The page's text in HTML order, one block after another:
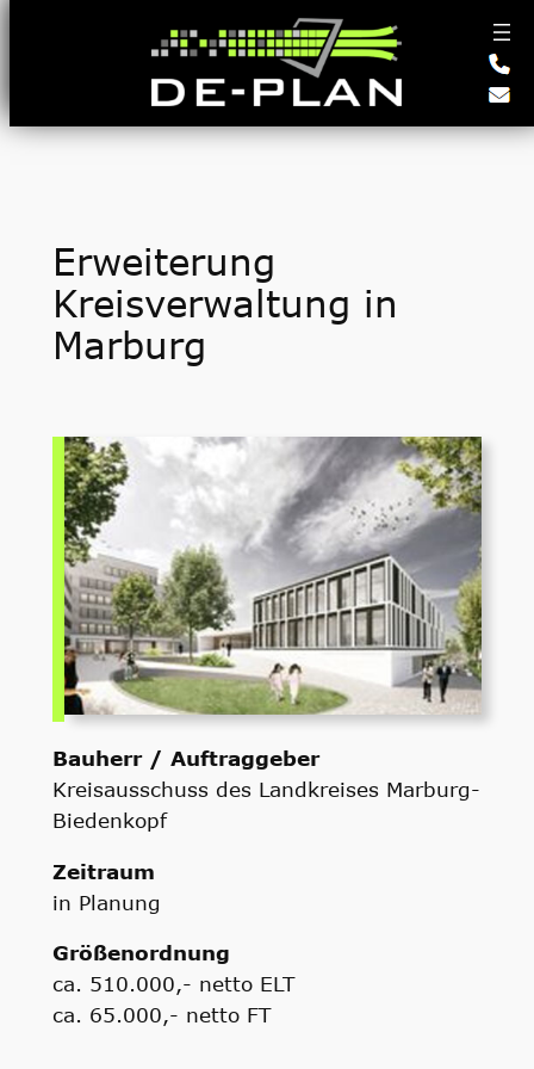
Erweiterung
Kreisverwaltung in
Marburg
Bauherr / Auftraggeber
Kreisausschuss des Landkreises Marburg-
Biedenkopf
Zeitraum
in Planung
Größenordnung
ca. 510.000,- netto ELT
ca. 65.000,- netto FT